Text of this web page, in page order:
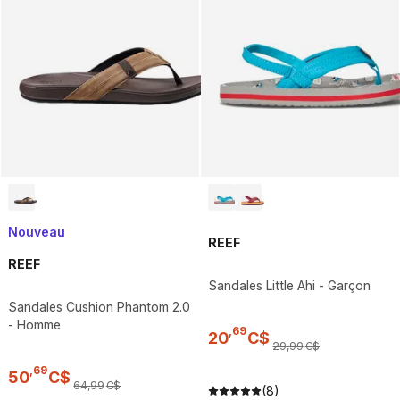
Nouveau
REEF
Sandales Cushion Phantom 2.0
- Homme
50,69C$ 64,99C$
REEF
Sandales Little Ahi - Garçon
20,69C$ 29,99C$
(8)